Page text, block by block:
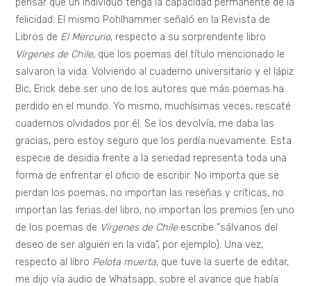
felicidad. El mismo Pohlhammer señaló en la Revista de
Libros de El Mercurio, respecto a su sorprendente libro
Vírgenes de Chile, que los poemas del título mencionado le
salvaron la vida. Volviendo al cuaderno universitario y el lápiz
Bic, Erick debe ser uno de los autores que más poemas ha
perdido en el mundo. Yo mismo, muchísimas veces, rescaté
cuadernos olvidados por él. Se los devolvía, me daba las
gracias, pero estoy seguro que los perdía nuevamente. Esta
especie de desidia frente a la seriedad representa toda una
forma de enfrentar el oficio de escribir. No importa que se
pierdan los poemas, no importan las reseñas y críticas, no
importan las ferias del libro, no importan los premios (en uno
de los poemas de Vírgenes de Chile escribe “sálvanos del
deseo de ser alguien en la vida”, por ejemplo). Una vez,
respecto al libro Pelota muerta, que tuve la suerte de editar,
me dijo vía audio de Whatsapp, sobre el avance que había